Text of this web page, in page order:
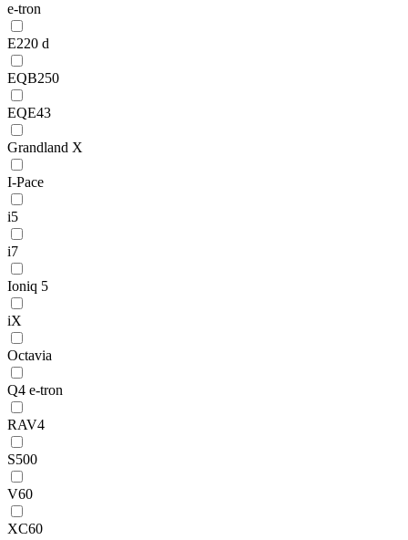
e-tron
E220 d
EQB250
EQE43
Grandland X
I-Pace
i5
i7
Ioniq 5
iX
Octavia
Q4 e-tron
RAV4
S500
V60
XC60